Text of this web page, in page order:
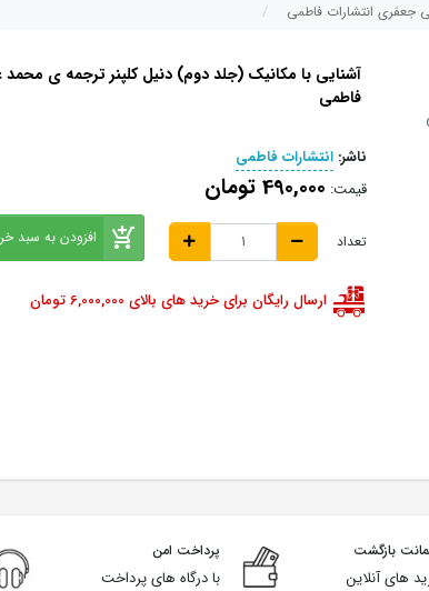
جعفری انتشارات فاطمی
آشنایی با مکانیک (جلد دوم) دنیل کلپنر ترجمه ی محمد
فاطمی
ناشر: انتشارات فاطمی
قیمت: 490,000 تومان
تعداد افزودن به سبد
ارسال رایگان برای خرید های بالای 6,000,000 تومان
های آنلاین
پرداخت امن
با درگاه های پرداخت